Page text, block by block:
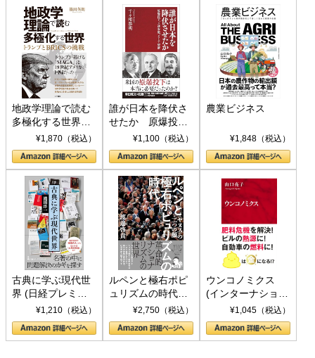
地政学理論で読む
多極化する世界：
トランプとBRICS
の挑戦
¥1,870（税込）
誰が日本を降伏さ
せたか 原爆投
下、ソ連参戦、そ
して聖断 (PHP新
書)
¥1,100（税込）
農業ビジネス
¥1,848（税込）
古典に学ぶ現代世
界 (日経プレミア
シリーズ)¥1,210（税込）
ルペンと極右ポピ
ュリズムの時代：
〈ヤヌス〉の二つ
の顔
¥2,750（税込）
ウンコノミクス
(インターナショナ
ル新書)¥1,045（税込）